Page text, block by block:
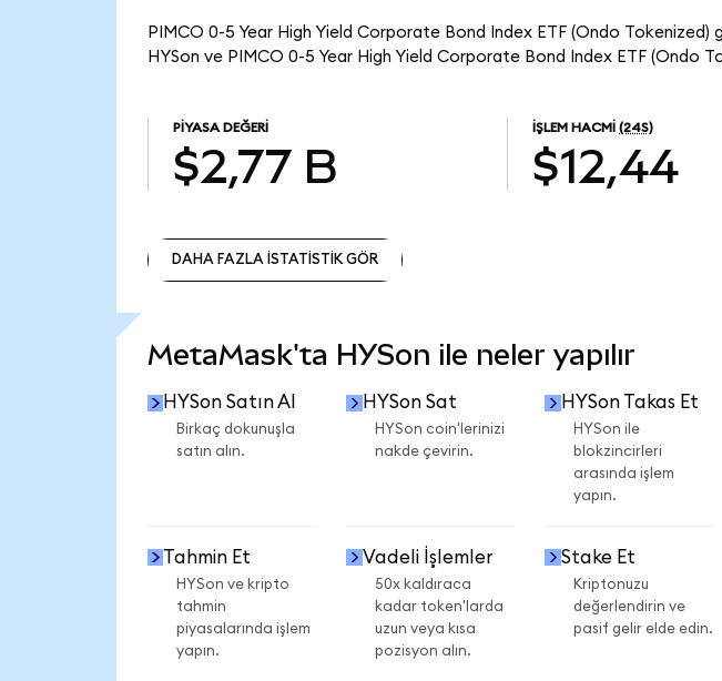
PIMCO 0-5 Year High Yield Corporate Bond Index ETF (Ondo Tokenized)
HYSon ve PIMCO 0-5 Year High Yield Corporate Bond Index ETF (Ondo
PIYASA DEĞERI
$2,77 B
İŞLEM HACMI (24S)
$12,44
DAHA FAZLA İSTATİSTİK GÖR
MetaMask'ta HYSon ile neler yapılır
HYSon Satın Al
Birkaç dokunuşla
satın alın.
HYSon Sat
HYSon coin'lerinizi
nakde çevirin.
HYSon Takas Et
HYSon ile
blokzincirleri
arasında işlem
yapın.
Tahmin Et
HYSon ve kripto
tahmin
piyasalarında işlem
yapın.
Vadeli İşlemler
50x kaldıraca
kadar token'larda
uzun veya kısa
pozisyon alın.
Stake Et
Kriptonuzu
değerlendirin ve
pasif gelir elde edin.